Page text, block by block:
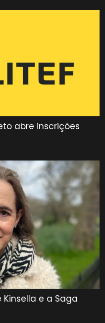
abre inscrições
Kinsella e a Saga